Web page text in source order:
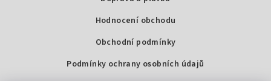
Hodnocení obchodu
Obchodní podmínky
Podmínky ochrany osobních údajů